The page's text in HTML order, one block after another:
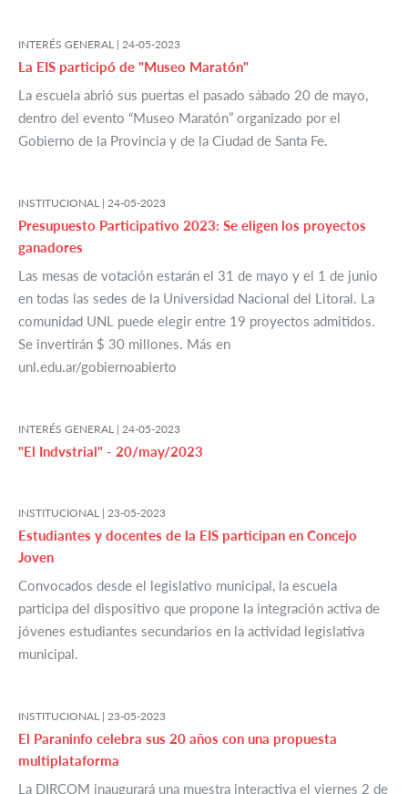
INTERÉS GENERAL | 24-05-2023
La EIS participó de "Museo Maratón"
La escuela abrió sus puertas el pasado sábado 20 de mayo,
dentro del evento “Museo Maratón” organizado por el
Gobierno de la Provincia y de la Ciudad de Santa Fe.
INSTITUCIONAL | 24-05-2023
Presupuesto Participativo 2023: Se eligen los proyectos
ganadores
Las mesas de votación estarán el 31 de mayo y el 1 de junio
en todas las sedes de la Universidad Nacional del Litoral. La
comunidad UNL puede elegir entre 19 proyectos admitidos.
Se invertirán $ 30 millones. Más en
unl.edu.ar/gobiernoabierto
INTERÉS GENERAL | 24-05-2023
"El Indvstrial" - 20/may/2023
INSTITUCIONAL | 23-05-2023
Estudiantes y docentes de la EIS participan en Concejo
Joven
Convocados desde el legislativo municipal, la escuela
participa del dispositivo que propone la integración activa de
jóvenes estudiantes secundarios en la actividad legislativa
municipal.
INSTITUCIONAL | 23-05-2023
El Paraninfo celebra sus 20 años con una propuesta
multiplataforma
La DIRCOM inaugurará una muestra interactiva el viernes 2 de